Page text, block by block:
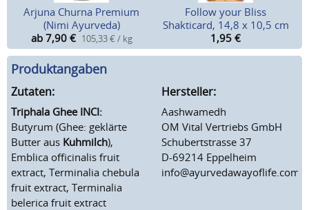
Arjuna Churna Premium
(Nimi Ayurveda)
ab 7,90 € 105,33 € / kg
Follow your Bliss
Shakticard, 14,8 x 10,5 cm
1,95 €
Produktangaben
Zutaten:
Triphala Ghee INCI:
Butyrum (Ghee: geklärte
Butter aus Kuhmilch),
Emblica officinalis fruit
extract, Terminalia chebula
fruit extract, Terminalia
belerica fruit extract
Hersteller:
Aashwamedh
OM Vital Vertriebs GmbH
Schubertstrasse 37
D-69214 Eppelheim
info@ayurvedawayoflife.com